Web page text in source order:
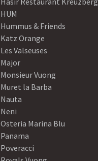
HUM
Hummus & Friends
Katz Orange
Les Valseuses
Major
Monsieur Vuong
Muret la Barba
Nauta
Neni
Osteria Marina Blu
Panama
Poveracci